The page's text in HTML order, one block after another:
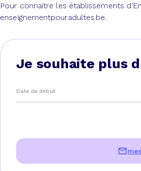
Pour connaitre les établissements
enseignementpouradultes.be.
Je souhaite plus
Date de début